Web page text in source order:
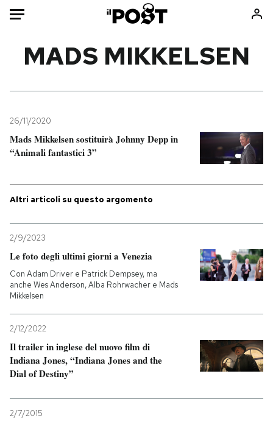
Mondo
Politica
Tecnologia
Economia
Sport
Consumismi
Altrecose
PODCAST
I MIEI PREFERITI
SHOP
MADS MIKKELSEN
26/11/2020
Mads Mikkelsen sostituirà Johnny Depp in
“Animali fantastici 3”
Altri articoli su questo argomento
2/9/2023
Le foto degli ultimi giorni a Venezia
Con Adam Driver e Patrick Dempsey, ma
anche Wes Anderson, Alba Rohrwacher e Mads
Mikkelsen
2/12/2022
Il trailer in inglese del nuovo film di
Indiana Jones, “Indiana Jones and the
Dial of Destiny”
2/7/2015